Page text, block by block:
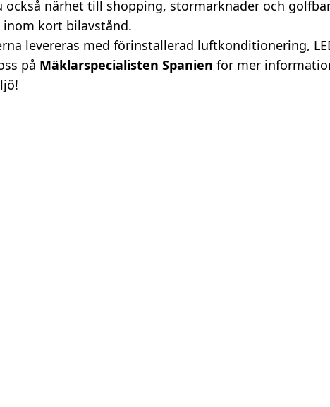
också närhet till shopping, stormarknader och
inom kort bilavstånd.
levereras med förinstallerad luftkonditionering,
på Mäklarspecialisten Spanien för mer